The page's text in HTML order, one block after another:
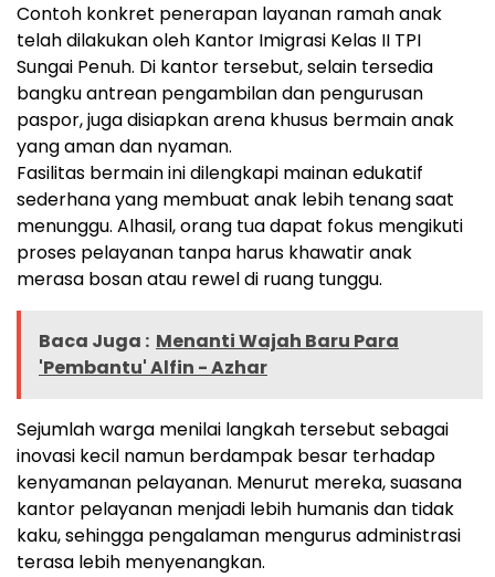
Contoh konkret penerapan layanan ramah anak
telah dilakukan oleh Kantor Imigrasi Kelas II TPI
Sungai Penuh. Di kantor tersebut, selain tersedia
bangku antrean pengambilan dan pengurusan
paspor, juga disiapkan arena khusus bermain anak
yang aman dan nyaman.
Fasilitas bermain ini dilengkapi mainan edukatif
sederhana yang membuat anak lebih tenang saat
menunggu. Alhasil, orang tua dapat fokus mengikuti
proses pelayanan tanpa harus khawatir anak
merasa bosan atau rewel di ruang tunggu.
Baca Juga : Menanti Wajah Baru Para
'Pembantu' Alfin - Azhar
Sejumlah warga menilai langkah tersebut sebagai
inovasi kecil namun berdampak besar terhadap
kenyamanan pelayanan. Menurut mereka, suasana
kantor pelayanan menjadi lebih humanis dan tidak
kaku, sehingga pengalaman mengurus administrasi
terasa lebih menyenangkan.